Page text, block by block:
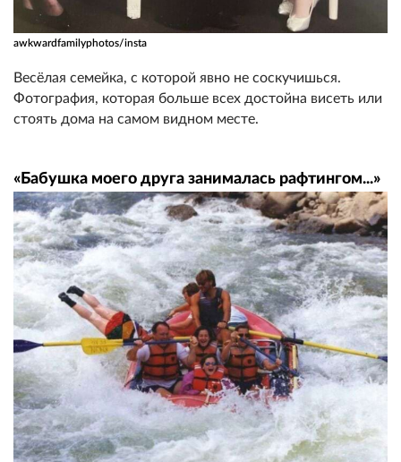
awkwardfamilyphotos/insta
Весёлая семейка, с которой явно не соскучишься.
Фотография, которая больше всех достойна висеть или
стоять дома на самом видном месте.
«Бабушка моего друга занималась рафтингом...»